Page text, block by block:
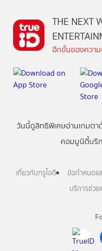
THE NEXT
อีกขั้นของควา
วันนี้ดูสิทธิพิเศษอ่านเกมตา
คอมมูนิตี้บริ
เกี่ยวกับทรูไอดี ข้อกำหนดแล
บริการช่วย